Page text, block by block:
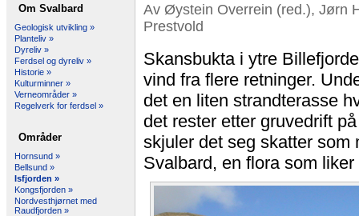
Om Svalbard
Geologisk utvikling »
Planteliv »
Dyreliv »
Ferdsel og dyreliv »
Historie »
Kulturminner »
Verneområder »
Regelverk for ferdsel »
Områder
Hornsund »
Bellsund »
Isfjorden »
Kongsfjorden »
Nordvesthjørnet med
Raudfjorden »
Av Øystein Overrein (red.), Jørn
Prestvold
Skansbukta i ytre
vind fra flere retninger.
det en liten strandterasse
det rester etter gruvedrift
skjuler det seg skatter som
Svalbard, en flora som